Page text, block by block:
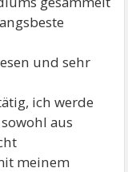
und sehr
ich werde
aus
meinem